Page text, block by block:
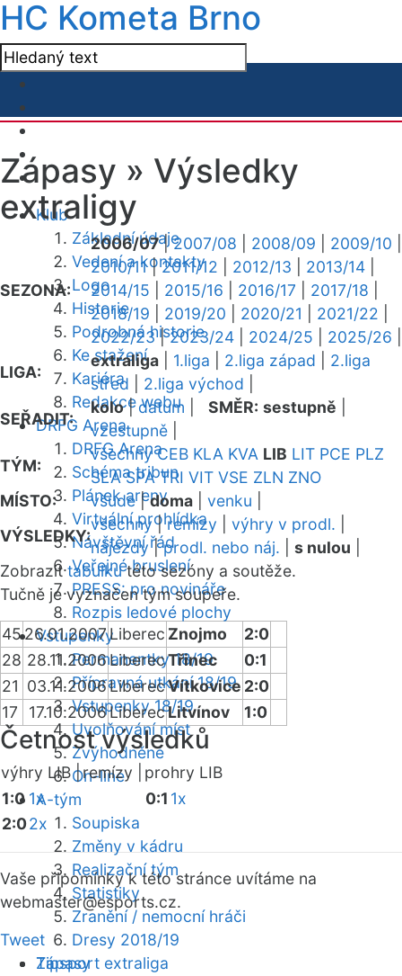
HC Kometa Brno
Klub
Základní údaje
Vedení a kontakty
Logo
Historie
Podrobná historie
Ke stažení
Kariéra
Redakce webu
DRFG Arena
DRFG Arena
Schéma tribun
Plánek areny
Virtuální prohlídka
Návštěvní řád
Veřejné bruslení
PRESS: pro novináře
Rozpis ledové plochy
Vstupenky
Permanentky 18/19
Přípravná utkání 18/19
Vstupenky 18/19
Uvolňování míst
Zvýhodněné
On-line
A-tým
Soupiska
Změny v kádru
Realizační tým
Statistiky
Zranění / nemocní hráči
Dresy 2018/19
Zápasy
Zápasy » Výsledky
extraligy
SEZONA:
2006/07|2007/08 2008/09 2009/10
2010/11|2011/12 2012/13 2013/14
2014/15
2015/16 2016/17 2017/18
2018/19
2019/20 2020/21 2021/22
2022/23|2023/24 2024/25 2025/26
LIGA:
extraliga 1.liga 2.liga západ
2.liga
střed
2.liga východ
SEŘADIT:
kolo|datum SMĚR: sestupně
vzestupně
TÝM:
všechny CEB KLA KVA LIB LIT PCE PLZ
SLA SPA TRI VIT VSE ZLN ZNO
MÍSTO:
všude|doma venku
VÝSLEDKY:
všechny|remízy výhry v prodl.
nájezdy|prodl. nebo náj. s nulou
Zobrazittabulkutéto sezóny a soutěže.
Tučně je vyznačen tým soupeře.
4526.01.2007Liberec Znojmo
2:0
28 28.11.2006LiberecTřinec
0:1
21 03.11.2006LiberecVítkovice 2:0
17
17.10.2006LiberecLitvínov 1:0
Četnost výsledků
výhry LIB |remízy |
prohry LIB
1:0 1x
2:02x
0:1 1x
Vaše připomínky k této stránce uvítáme na
webmaster@esports.cz.
Tweet
Tipsport extraliga